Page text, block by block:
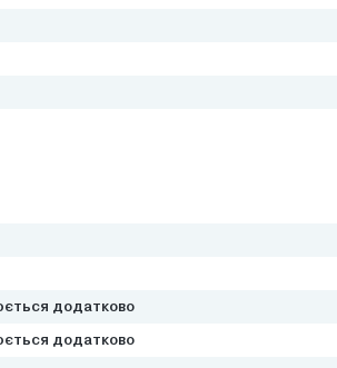
додатково
додатково